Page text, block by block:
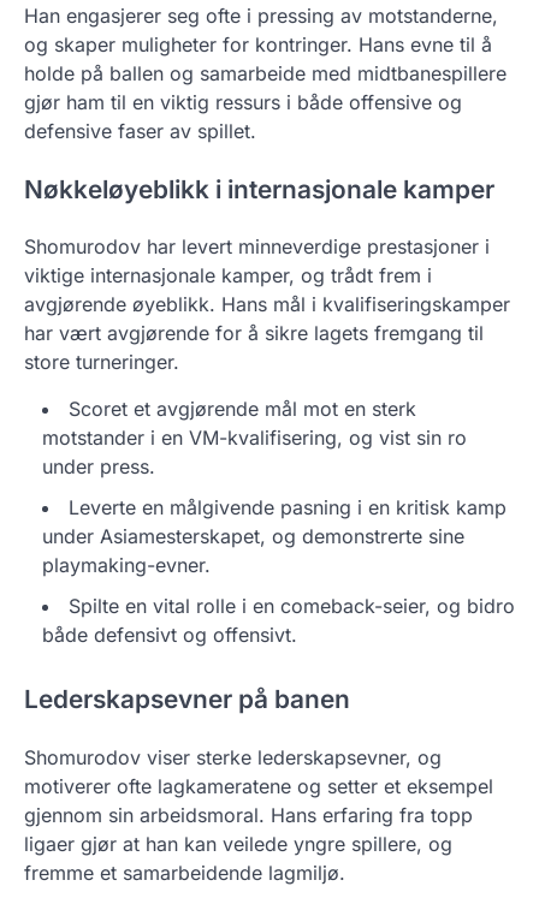
Han engasjerer seg ofte i pressing av motstanderne,
og skaper muligheter for kontringer. Hans evne til å
holde på ballen og samarbeide med midtbanespillere
gjør ham til en viktig ressurs i både offensive og
defensive faser av spillet.
Nøkkeløyeblikk i internasjonale kamper
Shomurodov har levert minneverdige prestasjoner i
viktige internasjonale kamper, og trådt frem i
avgjørende øyeblikk. Hans mål i kvalifiseringskamper
har vært avgjørende for å sikre lagets fremgang til
store turneringer.
Scoret et avgjørende mål mot en sterk
motstander i en VM-kvalifisering, og vist sin ro
under press.
Leverte en målgivende pasning i en kritisk kamp
under Asiamesterskapet, og demonstrerte sine
playmaking-evner.
Spilte en vital rolle i en comeback-seier, og bidro
både defensivt og offensivt.
Lederskapsevner på banen
Shomurodov viser sterke lederskapsevner, og
motiverer ofte lagkameratene og setter et eksempel
gjennom sin arbeidsmoral. Hans erfaring fra topp
ligaer gjør at han kan veilede yngre spillere, og
fremme et samarbeidende lagmiljø.